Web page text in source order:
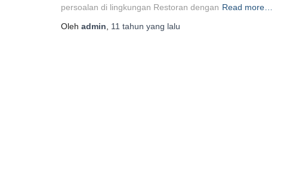
persoalan di lingkungan Restoran dengan Read more…
Oleh admin 11 tahun yang lalu